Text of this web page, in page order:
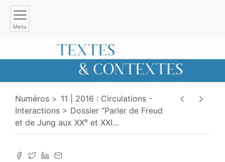
Menu
Numéros
11 | 2016 : Circulations -
Interactions
Dossier “Parler de Freud
et de Jung aux XXe et XXI…